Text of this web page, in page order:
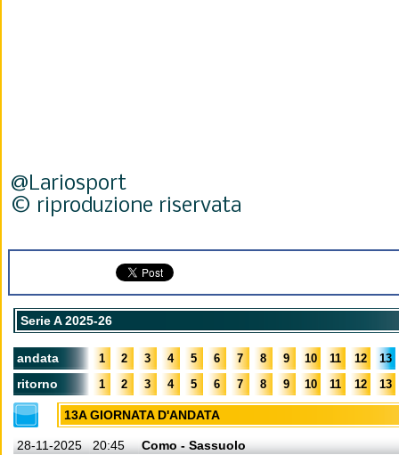
@Lariosport
© riproduzione riservata
Serie A 2025-26
andata 1 2 3 4 5 6 7 8 9 10 11 12 13
ritorno 1 2 3 4 5 6 7 8 9 10 11 12 13
13A GIORNATA D'ANDATA
28-11-2025 20:45
Como - Sassuolo